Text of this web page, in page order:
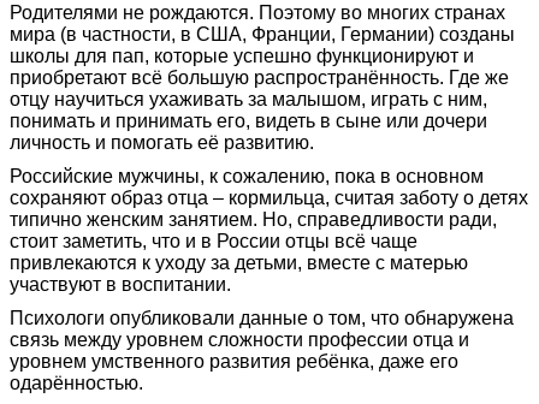
Родителями не рождаются. Поэтому во многих странах
мира (в частности, в США, Франции, Германии) созданы
школы для пап, которые успешно функционируют и
приобретают всё большую распространённость. Где же
отцу научиться ухаживать за малышом, играть с ним,
понимать и принимать его, видеть в сыне или дочери
личность и помогать её развитию.
Российские мужчины, к сожалению, пока в основном
сохраняют образ отца – кормильца, считая заботу о детях
типично женским занятием. Но, справедливости ради,
стоит заметить, что и в России отцы всё чаще
привлекаются к уходу за детьми, вместе с матерью
участвуют в воспитании.
Психологи опубликовали данные о том, что обнаружена
связь между уровнем сложности профессии отца и
уровнем умственного развития ребёнка, даже его
одарённостью.